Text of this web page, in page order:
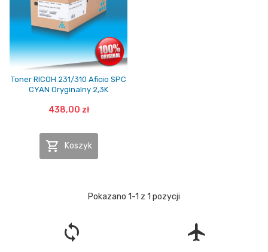
Toner RICOH 231/310 Aficio SPC
CYAN Oryginalny 2,3K
438,00 zł
 Koszyk
Pokazano 1-1 z 1 pozycji
loop flight